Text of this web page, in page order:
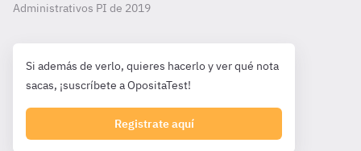
Administrativos PI de 2019
Si además de verlo, quieres hacerlo y ver qué nota
sacas, ¡suscríbete a OpositaTest!
Registrate aquí